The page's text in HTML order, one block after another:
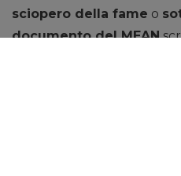
sciopero della fame o
documento del MEAN